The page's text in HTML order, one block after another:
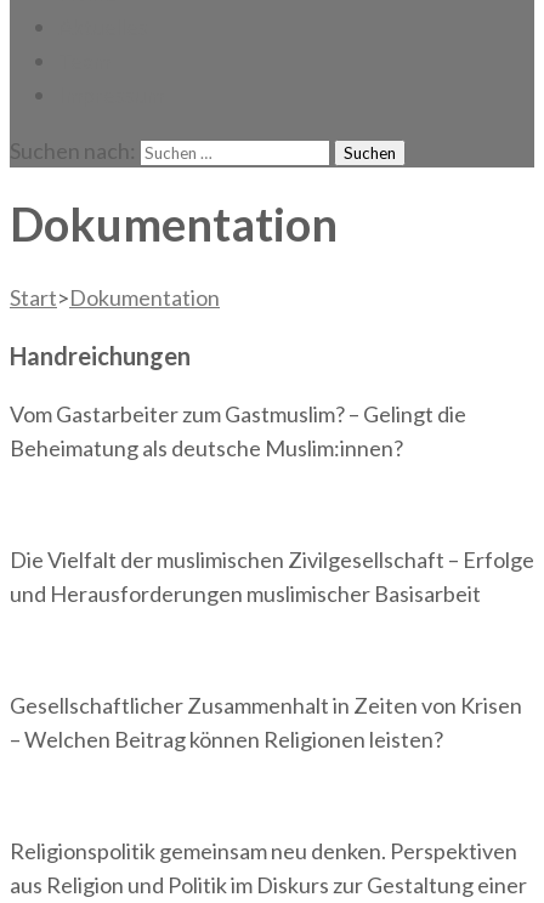
Suchen nach:
Dokumentation
Start>Dokumentation
Handreichungen
Vom Gastarbeiter zum Gastmuslim? – Gelingt die
Beheimatung als deutsche Muslim:innen?
Die Vielfalt der muslimischen Zivilgesellschaft – Erfolge
und Herausforderungen muslimischer Basisarbeit
Gesellschaftlicher Zusammenhalt in Zeiten von Krisen
– Welchen Beitrag können Religionen leisten?
Religionspolitik gemeinsam neu denken. Perspektiven
aus Religion und Politik im Diskurs zur Gestaltung einer